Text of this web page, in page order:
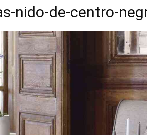
nido-de-centro-